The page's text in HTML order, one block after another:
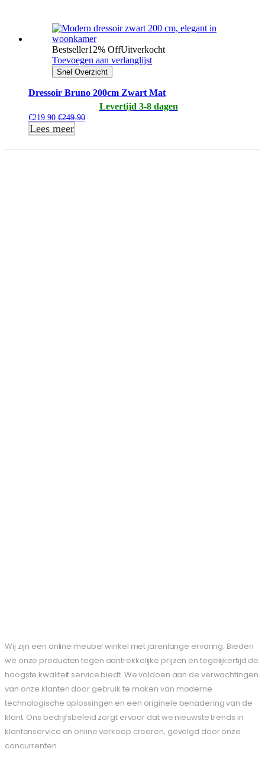
Bestseller12% OffUitverkocht
Toevoegen aan verlanglijst
Snel Overzicht
Dressoir Bruno 200cm Zwart Mat
Levertijd 3-8 dagen
€219.90 €249.90
Lees meer
Wij zijn een online meubel winkel met jarenlange ervaring. Bieden
we onze producten tegen aantrekkelijke prijzen en tegelijkertijd de
hoogste kwaliteit service biedt. We voldoen aan de verwachtingen
van onze klanten door gebruik te maken van moderne
technologische oplossingen en een originele benadering van de
klant. Ons bedrijfsbeleid zorgt ervoor dat we nieuwste trends in
klantenservice en online verkoop creëren, gevolgd door onze
concurrenten.